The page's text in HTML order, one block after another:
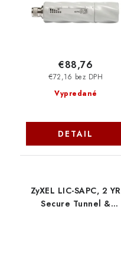
outdoor RBGrooveGA-
52HPacn MikroTik
Vypredané
€72,16 bez DPH
€88,76
DETAIL
ZyXEL LIC-SAPC, 2 YR
Secure Tunnel &